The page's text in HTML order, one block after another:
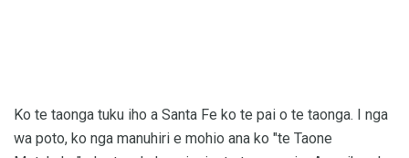
Ko te taonga tuku iho a Santa Fe ko te pai o te taonga. I nga
wa poto, ko nga manuhiri e mohio ana ko "te Taone